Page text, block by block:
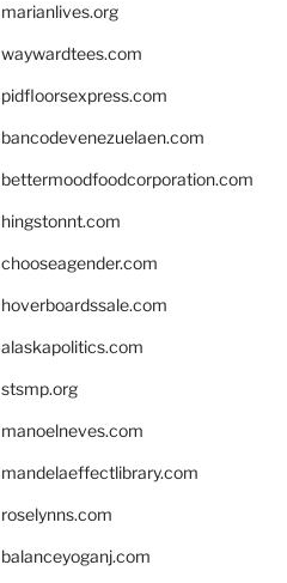
marianlives.org
waywardtees.com
pidfloorsexpress.com
bancodevenezuelaen.com
bettermoodfoodcorporation.com
hingstonnt.com
chooseagender.com
hoverboardssale.com
alaskapolitics.com
stsmp.org
manoelneves.com
mandelaeffectlibrary.com
roselynns.com
balanceyoganj.com